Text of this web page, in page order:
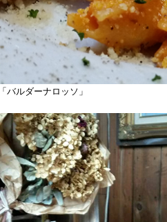
バルダーナロッソ」